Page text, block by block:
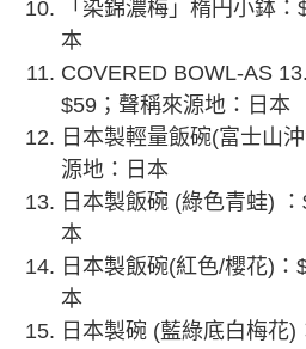
「染錦濃梅」楕円小鉢
本
COVERED BOWL-AS
$59；聲稱來源地：日本
日本製輕量飯碗(富士山
源地：日本
日本製飯碗 (綠色青蛙)
本
日本製飯碗(紅色/櫻花)：
本
日本製碗 (藍綠底白梅花)